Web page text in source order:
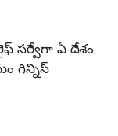
సర్వేగా ఏ దేశం
గిన్నిస్